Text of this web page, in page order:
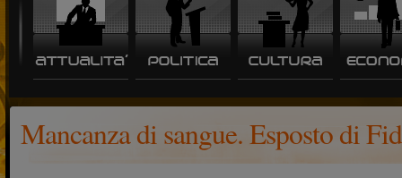
Mancanza di sangue. Esposto di